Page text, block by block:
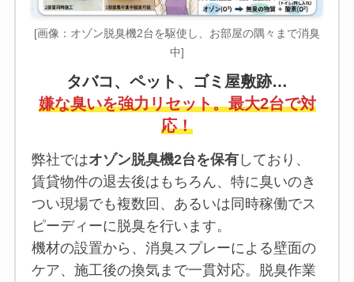
[画像：オゾン脱臭機2台を駆使し、お部屋の隅々まで消臭
中]
タバコ、ペット、ゴミ屋敷跡…
嫌な臭いを強力リセット。最大2台で対
応！
弊社ではオゾン脱臭機2台を保有しており、
賃貸物件の退去後はもちろん、特に臭いのき
つい現場でも複数回、あるいは同時稼働でス
ピーディーに脱臭を行います。
機材の設置から、消臭スプレーによる壁面の
ケア、施工後の換気まで一貫対応。脱臭作業